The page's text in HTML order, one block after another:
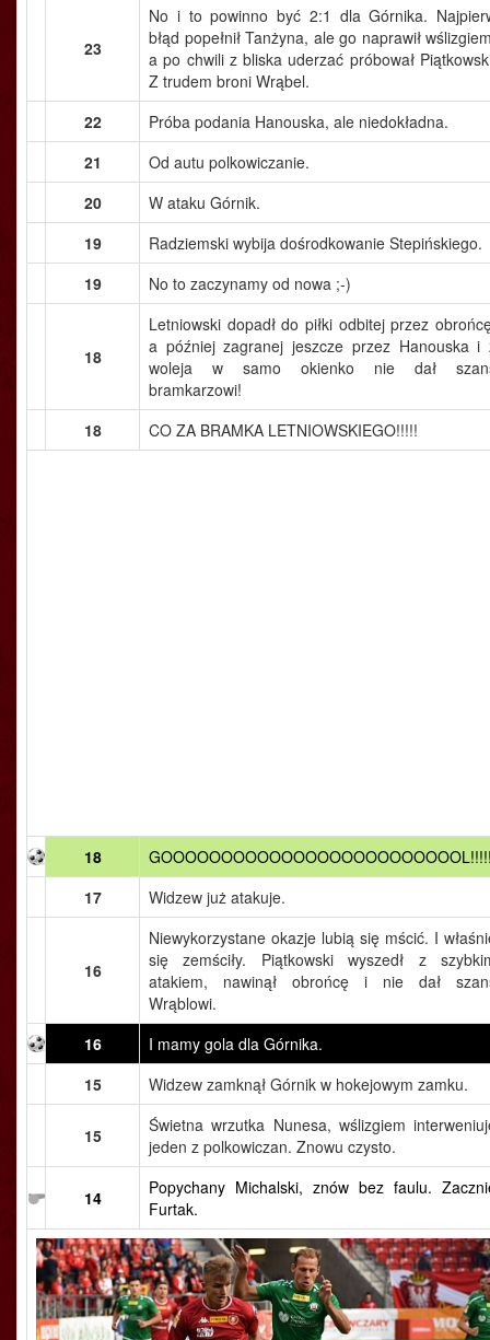
23
No i to powinno być 2:1 dla Górnika.
błąd popełnił Tanżyna, ale go naprawił
a po chwili z bliska uderzać próbował
Z trudem broni Wrąbel.
22
Próba podania Hanouska, ale niedokładna.
21
Od autu polkowiczanie.
20
W ataku Górnik.
19
Radziemski wybija dośrodkowanie Stepińskiego.
19
No to zaczynamy od nowa ;-)
18
Letniowski dopadł do piłki odbitej przez
a później zagranej jeszcze przez Hanouska i
woleja w samo okienko nie dał
bramkarzowi!
18
CO ZA BRAMKA LETNIOWSKIEGO!!!!!
18
17
Widzew już atakuje.
16
Niewykorzystane okazje lubią się mścić. I
się zemściły. Piątkowski wyszedł z
atakiem, nawinął obrońcę i nie dał
Wrąblowi.
16
I mamy gola dla Górnika.
15
Widzew zamknął Górnik w hokejowym zamku.
15
Świetna wrzutka Nunesa, wślizgiem
jeden z polkowiczan. Znowu czysto.
14
Popychany Michalski, znów bez faulu.
Furtak.